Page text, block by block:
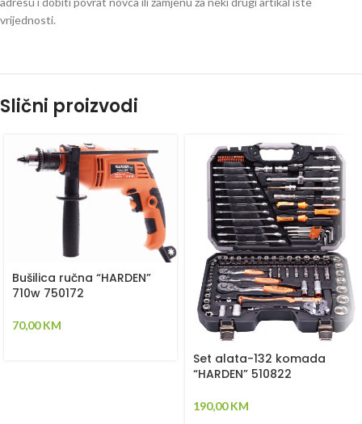
vrijednosti.
Slični proizvodi
Bušilica ručna “HARDEN”
710w 750172
70,00KM
Set alata-132 komada
“HARDEN” 510822
190,00KM